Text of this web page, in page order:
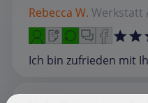
Rebecca W. Werkstatt
Ich bin zufrieden mit